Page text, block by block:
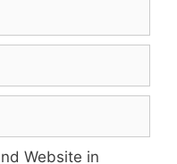
Website in